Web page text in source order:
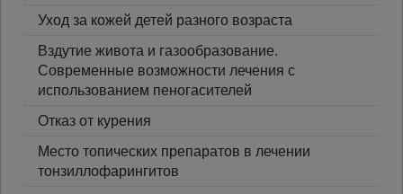
Уход за кожей детей разного возраста
Вздутие живота и газообразование.
Современные возможности лечения с
использованием пеногасителей
Отказ от курения
Место топических препаратов в лечении
тонзиллофарингитов